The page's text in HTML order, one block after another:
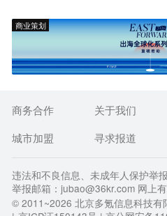
商业策划
商务合作 关于我们
城市加盟
寻求报道
违法和不良信息、未成年人保护举
举报邮箱：jubao@36kr.com 网上
© 2011~2026 北京多氪信息科技有